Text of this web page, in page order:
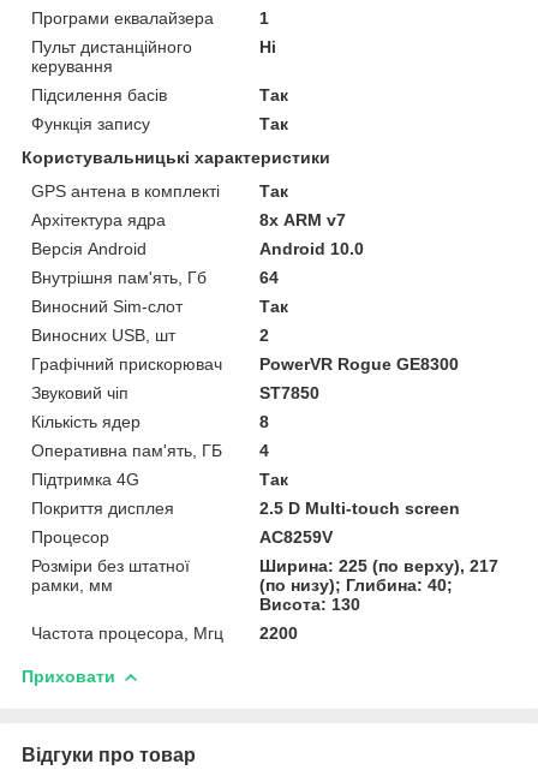
Програми еквалайзера
1
Пульт дистанційного
керування
Ні
Підсилення басів
Так
Функція запису
Так
Користувальницькі характеристики
GPS антена в комплекті
Так
Архітектура ядра
8х ARM v7
Версія Android
Android 10.0
Внутрішня пам'ять, Гб
64
Виносний Sim-слот
Так
Виносних USB, шт
2
Графічний прискорювач
PowerVR Rogue GE8300
Звуковий чіп
ST7850
Кількість ядер
8
Оперативна пам'ять, ГБ
4
Підтримка 4G
Так
Покриття дисплея
2.5 D Multi-touch screen
Процесор
AC8259V
Розміри без штатної
рамки, мм
Ширина: 225 (по верху), 217
(по низу); Глибина: 40;
Висота: 130
Частота процесора, Мгц
2200
Приховати
Відгуки про товар